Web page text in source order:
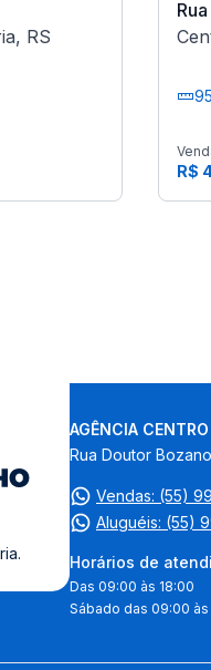
RS
R$
AGÊNCIA CENTRO
Rua Doutor
Vendas: (55)
Aluguéis: (55)
Horários de
Das 09:00 às 18:00
Sábado das 09:00 às